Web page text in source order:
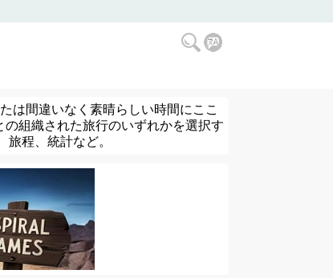
は間違いなく素晴らしい時間にここ
組織された旅行のいずれかを選択す
程、統計など。